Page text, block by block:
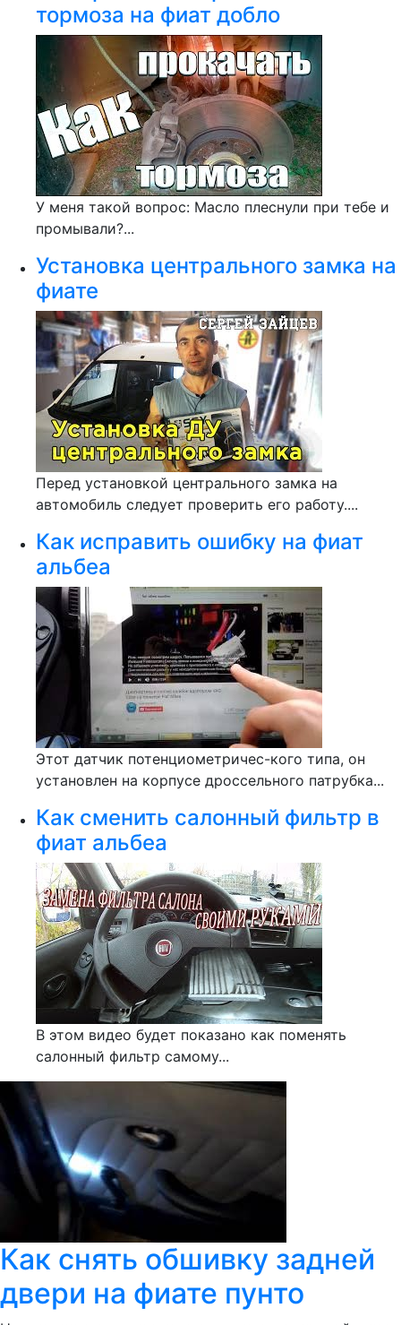
тормоза на фиат добло
У меня такой вопрос: Масло плеснули при тебе и
промывали?...
Установка центрального замка на
фиате
Перед установкой центрального замка на
автомобиль следует проверить его работу....
Как исправить ошибку на фиат
альбеа
Этот датчик потенциометричес-кого типа, он
установлен на корпусе дроссельного патрубка...
Как сменить салонный фильтр в
фиат альбеа
В этом видео будет показано как поменять
салонный фильтр самому...
Как снять обшивку задней
двери на фиате пунто